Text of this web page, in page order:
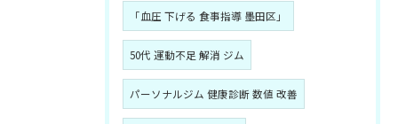
「血圧 下げる 食事指導 墨田区」
50代 運動不足 解消 ジム
パーソナルジム 健康診断 数値 改善